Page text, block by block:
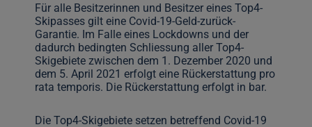
Für alle Besitzerinnen und Besitzer eines Top4-
Skipasses gilt eine Covid-19-Geld-zurück-
Garantie. Im Falle eines Lockdowns und der
dadurch bedingten Schliessung aller Top4-
Skigebiete zwischen dem 1. Dezember 2020 und
dem 5. April 2021 erfolgt eine Rückerstattung pro
rata temporis. Die Rückerstattung erfolgt in bar.
Die Top4-Skigebiete setzen betreffend Covid-19